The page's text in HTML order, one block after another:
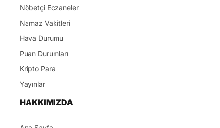
Nöbetçi Eczaneler
Namaz Vakitleri
Hava Durumu
Puan Durumları
Kripto Para
Yayınlar
HAKKIMIZDA